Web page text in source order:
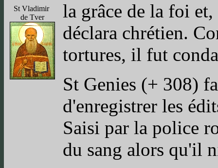
St Vladimir
de Tver
la grâce de la foi
déclara chrétien.
tortures, il fut
St Genies (+ 308)
d'enregistrer les
Saisi par la police
du sang alors qu'il